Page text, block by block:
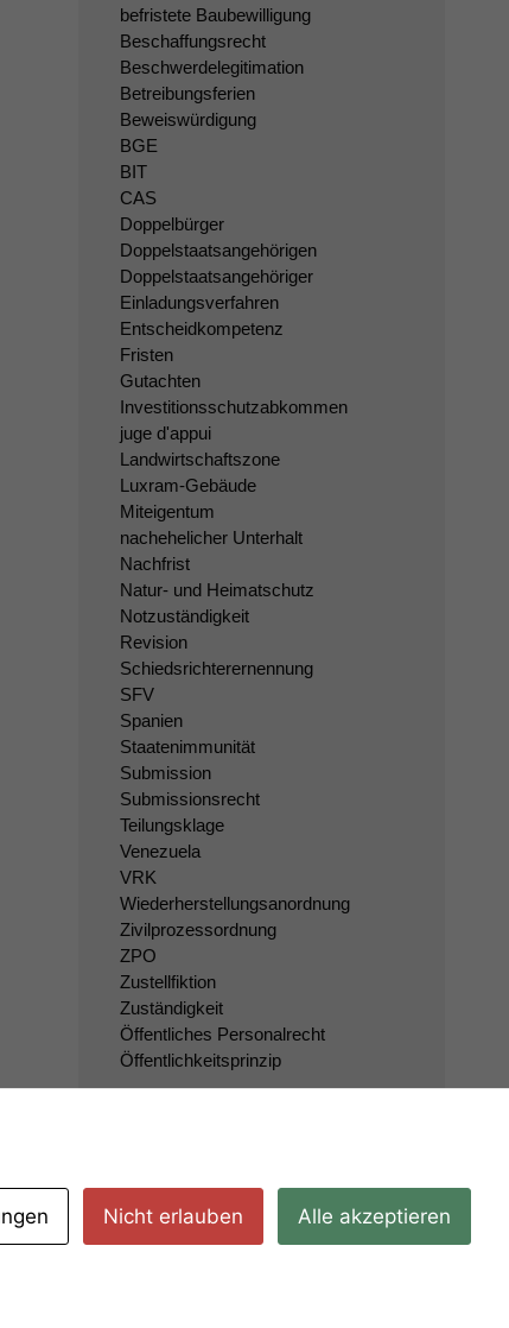
befristete Baubewilligung
Beschaffungsrecht
Beschwerdelegitimation
Betreibungsferien
Beweiswürdigung
BGE
BIT
CAS
Doppelbürger
Doppelstaatsangehörigen
Doppelstaatsangehöriger
Einladungsverfahren
Entscheidkompetenz
Fristen
Gutachten
Investitionsschutzabkommen
juge d'appui
Landwirtschaftszone
Luxram-Gebäude
Miteigentum
nachehelicher Unterhalt
Nachfrist
Natur- und Heimatschutz
Notzuständigkeit
Revision
Schiedsrichterernennung
SFV
Spanien
Staatenimmunität
Submission
Submissionsrecht
Teilungsklage
Venezuela
VRK
Wiederherstellungsanordnung
Zivilprozessordnung
ZPO
Zustellfiktion
Zuständigkeit
Öffentliches Personalrecht
Öffentlichkeitsprinzip
Nicht erlauben Alle akzeptieren